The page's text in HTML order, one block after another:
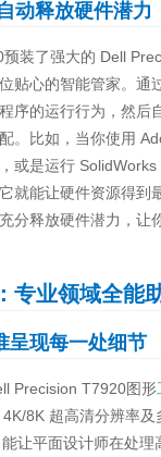
动释放硬件潜力
装了强大的 Dell
贴心的智能管家。通
序的运行行为，然后
。比如，当你使用
或是运行 SolidWorks
就能让硬件资源得到
分释放硬件潜力，让
专业领域全能
呈现每一处细节
Precision T7920图形
8K 超高清分辨率
让平面设计师在处理